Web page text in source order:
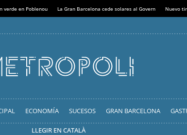
verde en Poblenou La Gran Barcelona cede solares al Govern Nuevo
ECONOMÍA SUCESOS GRAN BARCELONA
LLEGIR EN CATALÀ